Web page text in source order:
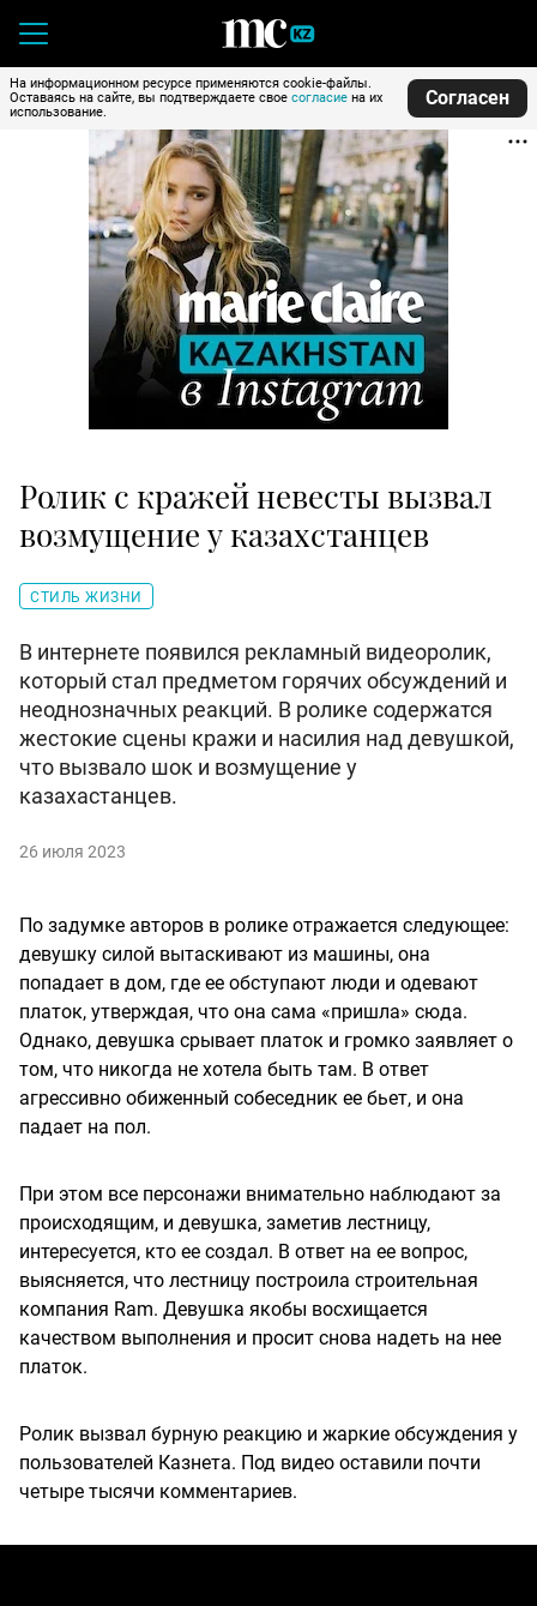
На информационном ресурсе применяются cookie-файлы.
Оставаясь на сайте, вы подтверждаете свое согласие на их
использование.
Согласен
Ролик с кражей невесты вызвал
возмущение у казахстанцев
СТИЛЬ ЖИЗНИ
В интернете появился рекламный видеоролик,
который стал предметом горячих обсуждений и
неоднозначных реакций. В ролике содержатся
жестокие сцены кражи и насилия над девушкой,
что вызвало шок и возмущение у
казахастанцев.
26 июля 2023
По задумке авторов в ролике отражается следующее:
девушку силой вытаскивают из машины, она
попадает в дом, где ее обступают люди и одевают
платок, утверждая, что она сама «пришла» сюда.
Однако, девушка срывает платок и громко заявляет о
том, что никогда не хотела быть там. В ответ
агрессивно обиженный собеседник ее бьет, и она
падает на пол.
При этом все персонажи внимательно наблюдают за
происходящим, и девушка, заметив лестницу,
интересуется, кто ее создал. В ответ на ее вопрос,
выясняется, что лестницу построила строительная
компания Ram. Девушка якобы восхищается
качеством выполнения и просит снова надеть на нее
платок.
Ролик вызвал бурную реакцию и жаркие обсуждения у
пользователей Казнета. Под видео оставили почти
четыре тысячи комментариев.